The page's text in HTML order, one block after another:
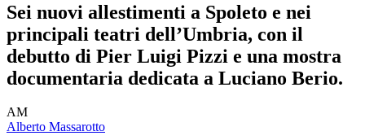
Sei nuovi allestimenti a Spoleto e nei
principali teatri dell’Umbria, con il
debutto di Pier Luigi Pizzi e una mostra
documentaria dedicata a Luciano Berio.
AM
Alberto Massarotto